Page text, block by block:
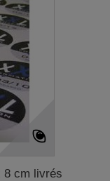
8 cm livrés